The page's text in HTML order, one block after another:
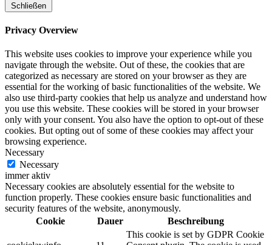
Schließen
Privacy Overview
This website uses cookies to improve your experience while you
navigate through the website. Out of these, the cookies that are
categorized as necessary are stored on your browser as they are
essential for the working of basic functionalities of the website. We
also use third-party cookies that help us analyze and understand how
you use this website. These cookies will be stored in your browser
only with your consent. You also have the option to opt-out of these
cookies. But opting out of some of these cookies may affect your
browsing experience.
Necessary
Necessary
immer aktiv
Necessary cookies are absolutely essential for the website to
function properly. These cookies ensure basic functionalities and
security features of the website, anonymously.
Cookie
Dauer Beschreibung
This cookie is set by GDPR Cookie